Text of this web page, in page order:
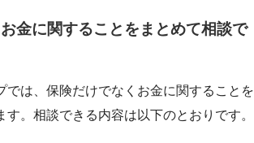
金に関することをまとめて相談で
では、保険だけでなくお金に関することを
す。相談できる内容は以下のとおりです。